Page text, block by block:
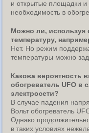
и открытые площадки и
необходимость в
Можно ли, используя
температуру,
Нет. Но режим
температуры можно
Какова вероятность
обогреватель UFO в
электросети?
В случае падения
Вольт обогреватель
Однако
в таких условиях